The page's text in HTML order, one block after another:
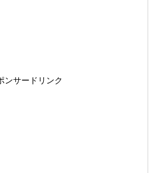
ンサードリンク